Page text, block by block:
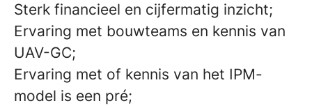
Sterk financieel en cijfermatig inzicht;
Ervaring met bouwteams en kennis van
UAV-GC;
Ervaring met of kennis van het IPM-
model is een pré;